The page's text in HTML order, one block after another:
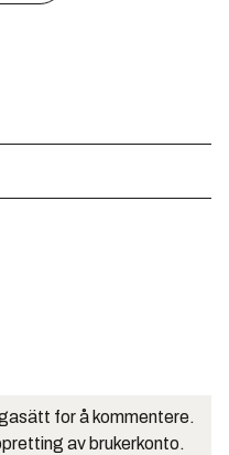
for å kommentere.
av brukerkonto.